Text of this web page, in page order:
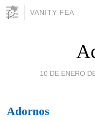
VANITY FEA
10 DE ENERO
Adornos